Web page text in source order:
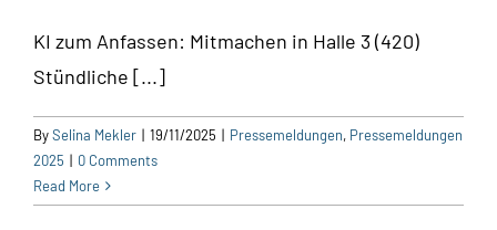
KI zum Anfassen: Mitmachen in Halle 3 (420)
Stündliche [...]
BySelina Mekler | 19/11/2025 | Pressemeldungen, Pressemeldungen
2025 | 0 Comments
Read More